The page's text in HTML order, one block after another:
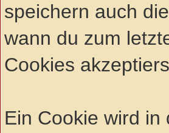
speichern auch
wann du zum
Cookies
Ein Cookie wird